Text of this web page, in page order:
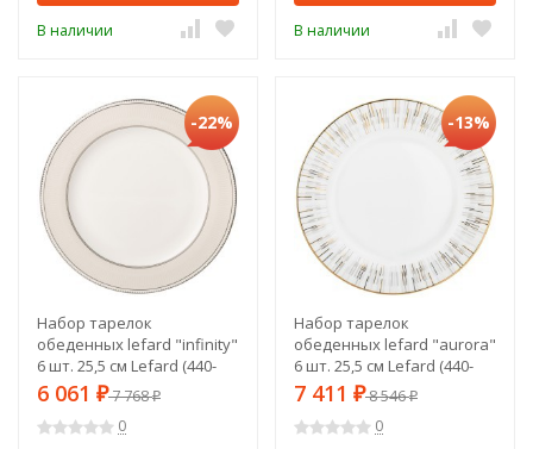
В наличии В наличии
-22%
Набор тарелок
обеденных lefard "infinity"
6 шт. 25,5 см Lefard (440-
266)
6 061 ₽7 768₽
0
-13%
Набор тарелок
обеденных lefard "aurora"
6 шт. 25,5 см Lefard (440-
271)
7 411 ₽8 546₽
0